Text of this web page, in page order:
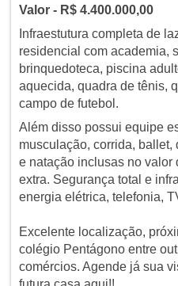
Valor - R$ 4.400.000,00
Infraestutura completa de
residencial com academia,
brinquedoteca, piscina
aquecida, quadra de tênis,
campo de futebol.
Além disso possui equipe
musculação, corrida, ballet,
e natação inclusas no valor
extra. Segurança total e
energia elétrica, telefonia,
Excelente localização,
colégio Pentágono entre
comércios. Agende já sua